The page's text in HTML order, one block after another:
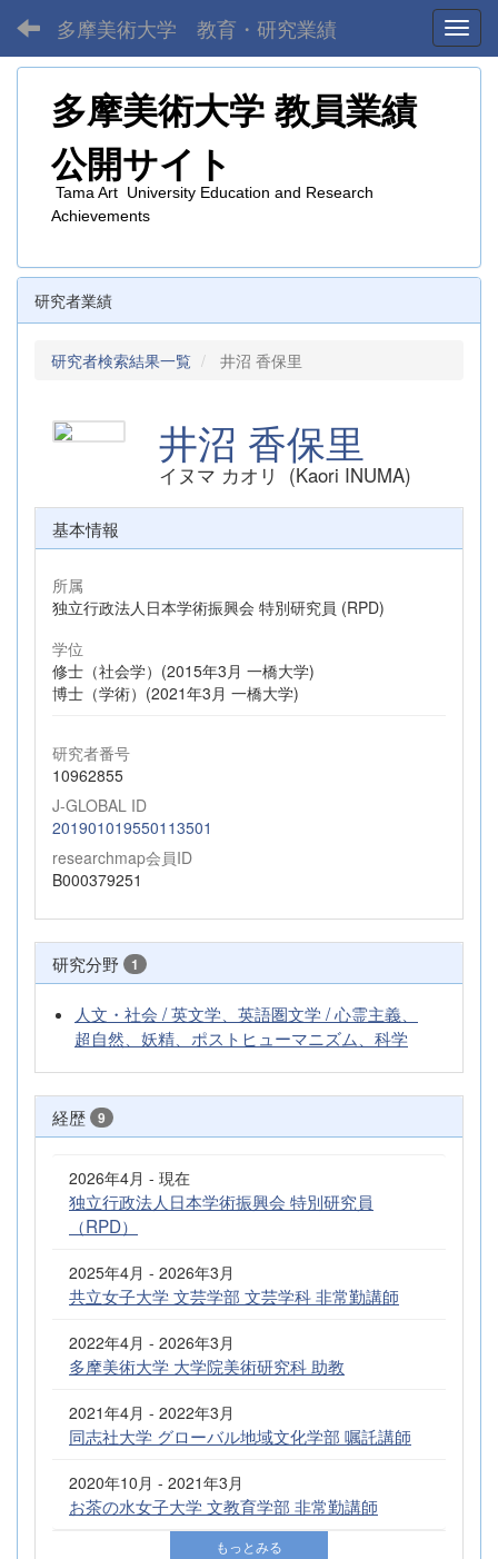
多摩美術大学 教育・研究業績
多摩美術大学 教員業績
公開サイト
Tama Art University Education and Research
Achievements
研究者業績
研究者検索結果一覧 井沼 香保里
井沼 香保里
イヌマ カオリ (Kaori INUMA)
基本情報
所属
独立行政法人日本学術振興会 特別研究員 (RPD)
学位
修士（社会学）(2015年3月 一橋大学)
博士（学術）(2021年3月 一橋大学)
研究者番号
10962855
J-GLOBAL ID
201901019550113501
researchmap会員ID
B000379251
研究分野 1
人文・社会 / 英文学、英語圏文学 / 心霊主義、
超自然、妖精、ポストヒューマニズム、科学
経歴 9
2026年4月 - 現在
独立行政法人日本学術振興会 特別研究員
（RPD）
2025年4月 - 2026年3月
共立女子大学 文芸学部 文芸学科 非常勤講師
2022年4月 - 2026年3月
多摩美術大学 大学院美術研究科 助教
2021年4月 - 2022年3月
同志社大学 グローバル地域文化学部 嘱託講師
2020年10月 - 2021年3月
お茶の水女子大学 文教育学部 非常勤講師
もっとみる